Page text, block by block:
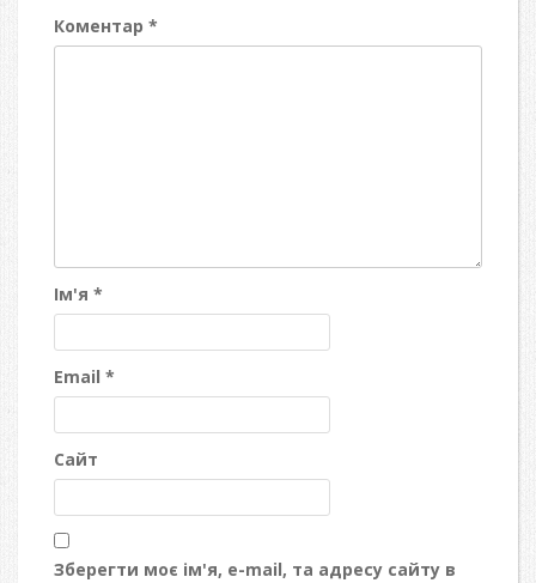
Коментар *
Ім'я *
Email *
Сайт
Зберегти моє ім'я, e-mail, та адресу сайту в